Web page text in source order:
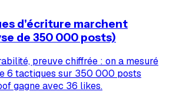
d'écriture marchent
de 350 000 posts)
preuve chiffrée : on a mesuré
6 tactiques sur 350 000 posts
gagne avec 36 likes.